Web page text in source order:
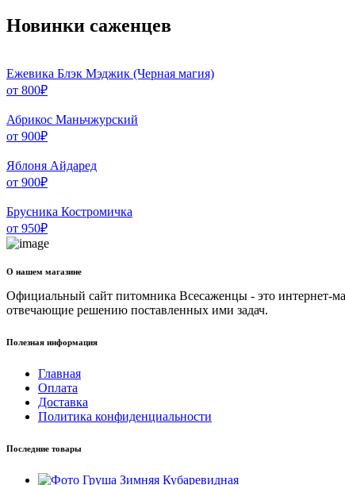
Новинки саженцев
Ежевика Блэк Мэджик (Черная магия)
от 800₽
Абрикос Маньчжурский
от 900₽
Яблоня Айдаред
от 900₽
Брусника Костромичка
от 950₽
О нашем магазине
Официальный сайт питомника Всесаженцы - это интернет-
отвечающие решению поставленных ими задач.
Полезная информация
Главная
Оплата
Доставка
Политика конфиденциальности
Последние товары